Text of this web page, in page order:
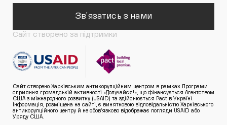
Зв'язатись з нами
Сайт створено за підтримки
Сайт створено Харківським антикорупційним центром в рамках Програми
сприяння громадській активності «Долучайся!», що фінансується Агентством
США з міжнародного розвитку (USAID) та здійснюється Pact в Україні.
Інформація, розміщена на сайті, є винятковою відповідальністю Харківського
антикорупційного центру й не обов’язково відображає погляди USAID або
Уряду США.